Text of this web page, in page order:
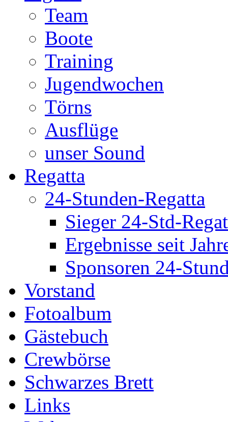
Team
Boote
Training
Jugendwochen
Törns
Ausflüge
unser Sound
Regatta
24-Stunden-Regatta
Sieger 24-Std-
Ergebnisse seit
Sponsoren 24-
Vorstand
Fotoalbum
Gästebuch
Crewbörse
Schwarzes Brett
Links